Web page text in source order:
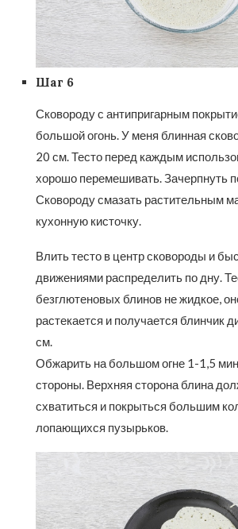
Шаг 6
Сковороду с антипригарным
большой огонь. У меня блинная
20 см. Тесто перед каждым
хорошо перемешивать. Зачерпнуть
Сковороду смазать растительным
кухонную кисточку.
Влить тесто в центр сковороды и
движениями распределить по дну.
безглютеновых блинов не жидкое,
растекается и получается блинчик
см.
Обжарить на большом огне 1-1,5
стороны. Верхняя сторона блина
схватиться и покрыться большим
лопающихся пузырьков.